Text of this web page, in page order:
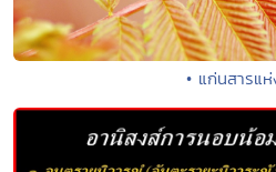
• แก่นสารแ